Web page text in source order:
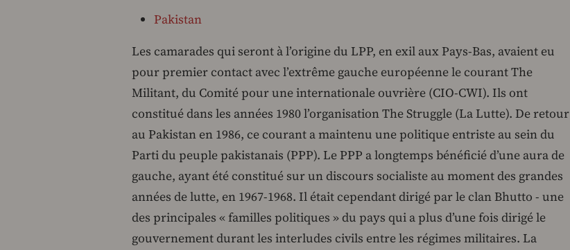
Pakistan
Les camarades qui seront à l’origine du LPP, en exil aux Pays-Bas, avaient eu
pour premier contact avec l’extrême gauche européenne le courant The
Militant, du Comité pour une internationale ouvrière (CIO-CWI). Ils ont
constitué dans les années 1980 l’organisation The Struggle (La Lutte). De retour
au Pakistan en 1986, ce courant a maintenu une politique entriste au sein du
Parti du peuple pakistanais (PPP). Le PPP a longtemps bénéficié d’une aura de
gauche, ayant été constitué sur un discours socialiste au moment des grandes
années de lutte, en 1967-1968. Il était cependant dirigé par le clan Bhutto - une
des principales « familles politiques » du pays qui a plus d’une fois dirigé le
gouvernement durant les interludes civils entre les régimes militaires. La